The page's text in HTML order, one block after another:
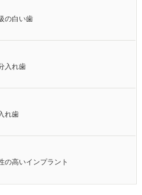
の白い歯
入れ歯
れ歯
の高いインプラント